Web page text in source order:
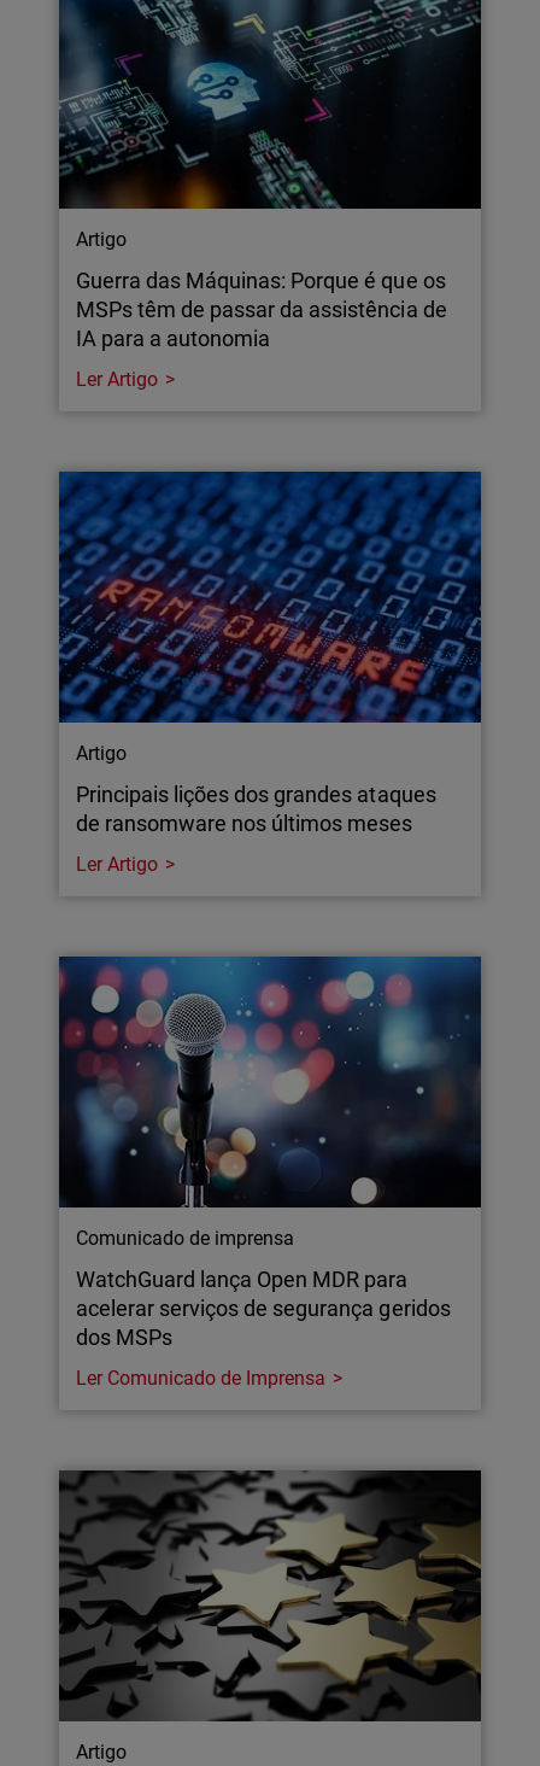
Artigo
Guerra das Máquinas: Porque é que os
MSPs têm de passar da assistência de
IA para a autonomia
Ler Artigo
Artigo
Principais lições dos grandes ataques
de ransomware nos últimos meses
Ler Artigo
Comunicado de imprensa
WatchGuard lança Open MDR para
acelerar serviços de segurança geridos
dos MSPs
Ler Comunicado de Imprensa
Artigo